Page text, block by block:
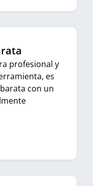
profesional y
es
con un